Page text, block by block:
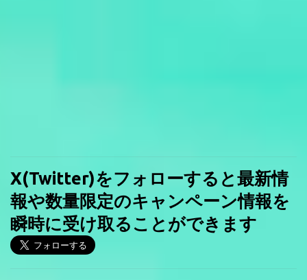
X(Twitter)をフォローすると最新情
報や数量限定のキャンペーン情報を
瞬時に受け取ることができます